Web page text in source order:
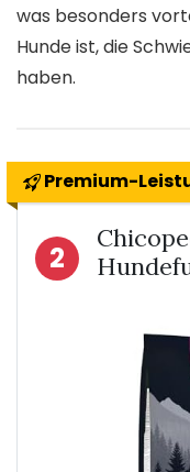
was besonders
Hunde ist, die
haben.
Premium-
2